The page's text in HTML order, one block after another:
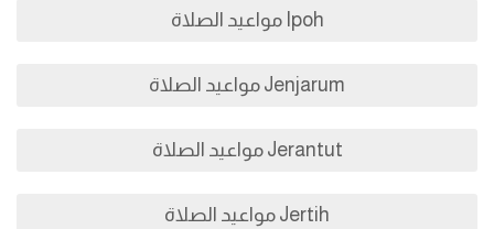
Ipoh مواعيد الصلاة
Jenjarum مواعيد الصلاة
Jerantut مواعيد الصلاة
Jertih مواعيد الصلاة